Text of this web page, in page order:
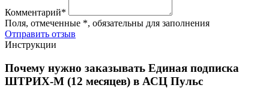
Комментарий*
Поля, отмеченные *, обязательны для заполнения
Отправить отзыв
Инструкции
Почему нужно заказывать Единая подписка
ШТРИХ-М (12 месяцев) в АСЦ Пульс